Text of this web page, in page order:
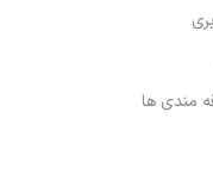
مندی ها